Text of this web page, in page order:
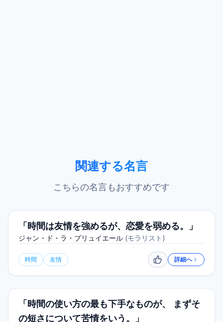
関連する名言
こちらの名言もおすすめです
「時間は友情を強めるが、恋愛を弱める。」
ジャン・ド・ラ・ブリュイエール (モラリスト )
時間 友情 いいね詳細へ
「時間の使い方の最も下手なものが、 まずそ
の短さについて苦情をいう。」